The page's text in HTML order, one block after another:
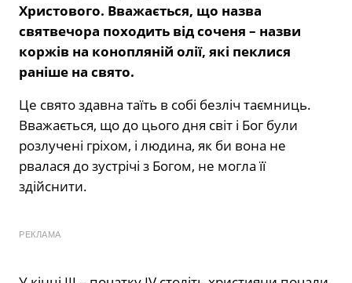
Христового. Вважається, що назва
святвечора походить від соченя – назви
коржів на конопляній олії, які пеклися
раніше на свято.
Це свято здавна таїть в собі безліч таємниць.
Вважається, що до цього дня світ і Бог були
розлучені гріхом, і людина, як би вона не
рвалася до зустрічі з Богом, не могла її
здійснити.
РЕКЛАМА